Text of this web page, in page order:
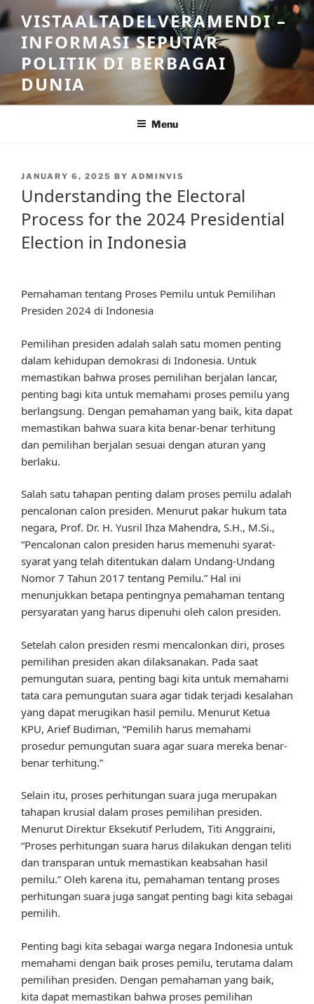
Skip
to
content
VISTAALTADELVERAMENDI –
INFORMASI SEPUTAR
POLITIK DI BERBAGAI
DUNIA
Menu
POSTED
JANUARY 6, 2025 BY ADMINVIS
Understanding the Electoral
Process for the 2024 Presidential
Election in Indonesia
Pemahaman tentang Proses Pemilu untuk Pemilihan
Presiden 2024 di Indonesia
Pemilihan presiden adalah salah satu momen penting
dalam kehidupan demokrasi di Indonesia. Untuk
memastikan bahwa proses pemilihan berjalan lancar,
penting bagi kita untuk memahami proses pemilu yang
berlangsung. Dengan pemahaman yang baik, kita dapat
memastikan bahwa suara kita benar-benar terhitung
dan pemilihan berjalan sesuai dengan aturan yang
berlaku.
Salah satu tahapan penting dalam proses pemilu adalah
pencalonan calon presiden. Menurut pakar hukum tata
negara, Prof. Dr. H. Yusril Ihza Mahendra, S.H., M.Si.,
“Pencalonan calon presiden harus memenuhi syarat-
syarat yang telah ditentukan dalam Undang-Undang
Nomor 7 Tahun 2017 tentang Pemilu.” Hal ini
menunjukkan betapa pentingnya pemahaman tentang
persyaratan yang harus dipenuhi oleh calon presiden.
Setelah calon presiden resmi mencalonkan diri, proses
pemilihan presiden akan dilaksanakan. Pada saat
pemungutan suara, penting bagi kita untuk memahami
tata cara pemungutan suara agar tidak terjadi kesalahan
yang dapat merugikan hasil pemilu. Menurut Ketua
KPU, Arief Budiman, “Pemilih harus memahami
prosedur pemungutan suara agar suara mereka benar-
benar terhitung.”
Selain itu, proses perhitungan suara juga merupakan
tahapan krusial dalam proses pemilihan presiden.
Menurut Direktur Eksekutif Perludem, Titi Anggraini,
“Proses perhitungan suara harus dilakukan dengan teliti
dan transparan untuk memastikan keabsahan hasil
pemilu.” Oleh karena itu, pemahaman tentang proses
perhitungan suara juga sangat penting bagi kita sebagai
pemilih.
Penting bagi kita sebagai warga negara Indonesia untuk
memahami dengan baik proses pemilu, terutama dalam
pemilihan presiden. Dengan pemahaman yang baik,
kita dapat memastikan bahwa proses pemilihan